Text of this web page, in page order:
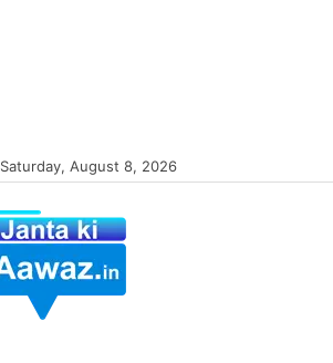
Saturday, August 8, 2026